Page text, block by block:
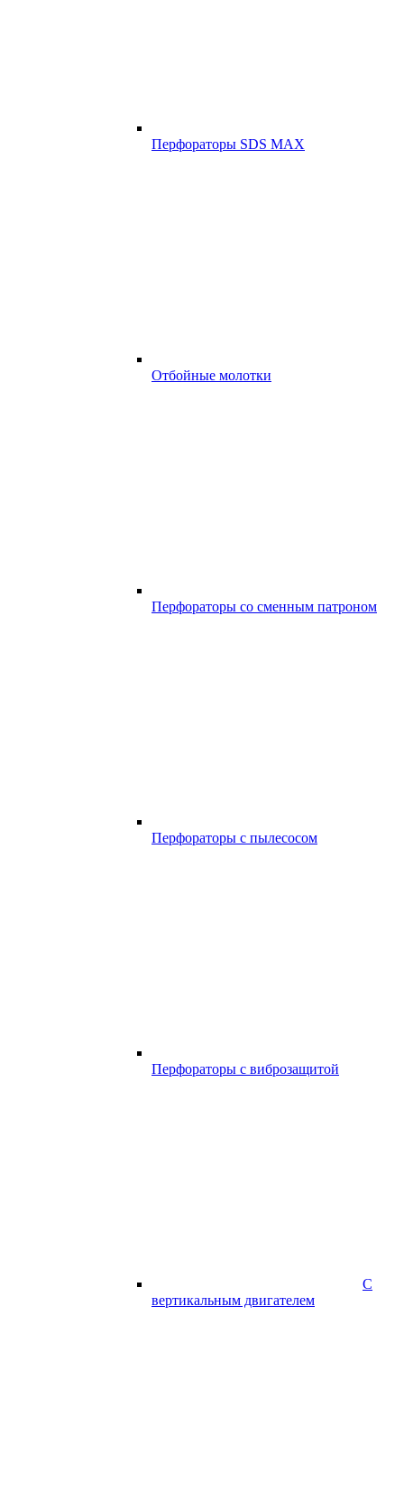
Перфораторы SDS MAX
Отбойные молотки
Перфораторы со сменным патроном
Перфораторы с пылесосом
Перфораторы с виброзащитой
С
вертикальным двигателем